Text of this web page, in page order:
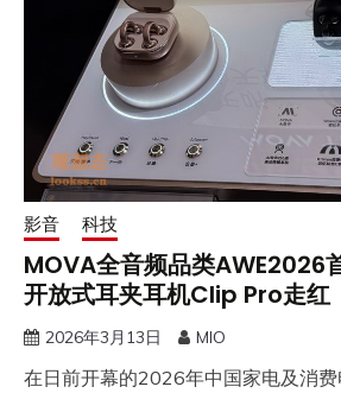
影音 科技
MOVA全音频品类AWE2026
开放式耳夹耳机Clip Pro走红
2026年3月13日 MIO
在日前开幕的2026年中国家电及消